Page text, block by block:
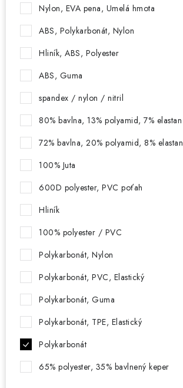
Nylon, EVA pena, Umelá hmota
ABS, Polykarbonát, Nylon
Hliník, ABS, Polyester
ABS, Guma
spandex / nylon / nitril
80% bavlna, 13% polyamid, 7% elastan
72% bavlna, 20% polyamid, 8% elastan
100% Juta
600D polyester, PVC poťah
Hliník
100% polyester / PVC
Polykarbonát, Nylon
Polykarbonát, PVC, Elastický
Polykarbonát, Guma
Polykarbonát, TPE, Elastický
Polykarbonát
65% polyester, 35% bavlnený keper